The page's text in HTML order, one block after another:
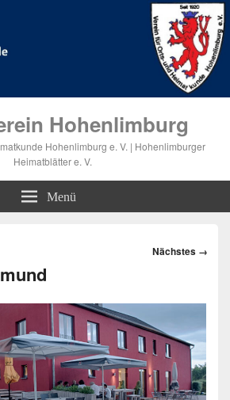
Hohenlimburg
Hohenlimburg e. V. | Hohenlimburger
Heimatblätter e. V.
Menü
Bilder-
Nächstes →